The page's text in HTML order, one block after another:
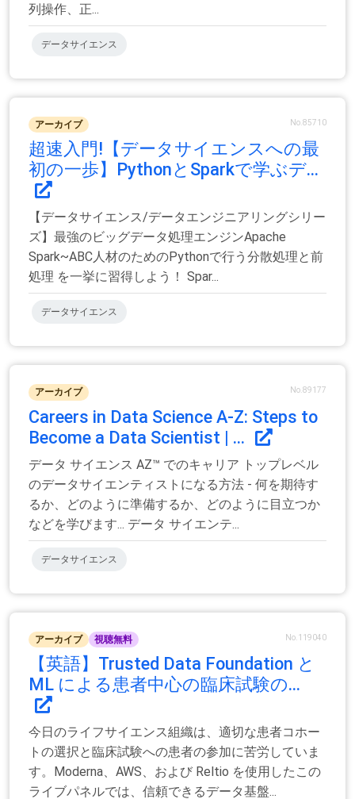
列操作、正...
データサイエンス
アーカイブ No.85710
超速入門!【データサイエンスへの最
初の一歩】PythonとSparkで学ぶデ...
【データサイエンス/データエンジニアリングシリー
ズ】最強のビッグデータ処理エンジンApache
Spark~ABC人材のためのPythonで行う分散処理と前
処理 を一挙に習得しよう！ Spar...
データサイエンス
アーカイブ No.89177
Careers in Data Science A-Z: Steps to
Become a Data Scientist | ...
データ サイエンス AZ™ でのキャリア トップレベル
のデータサイエンティストになる方法 - 何を期待す
るか、どのように準備するか、どのように目立つか
などを学びます... データ サイエンテ...
データサイエンス
アーカイブ 視聴無料 No.119040
【英語】Trusted Data Foundation と
ML による患者中心の臨床試験の...
今日のライフサイエンス組織は、適切な患者コホー
トの選択と臨床試験への患者の参加に苦労していま
す。Moderna、AWS、および Reltio を使用したこの
ライブパネルでは、信頼できるデータ基盤...